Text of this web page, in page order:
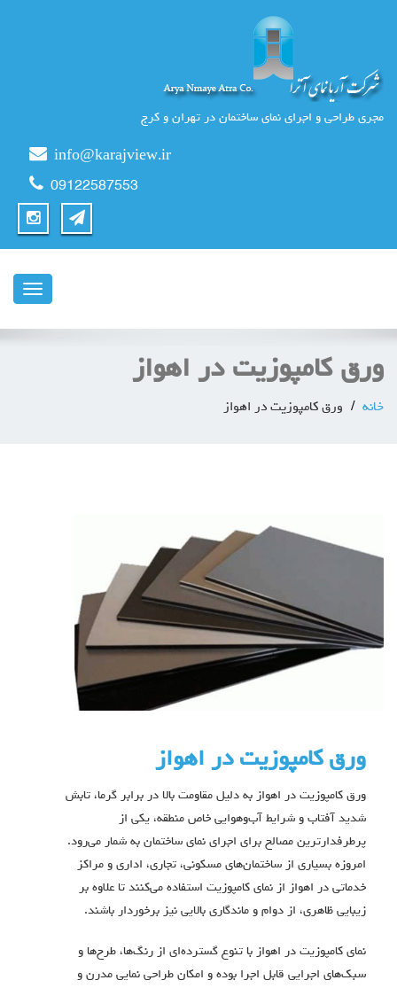
مجری طراحی و اجرای نمای ساختمان در تهران و کرج
info@karajview.ir
09122587553
ناوبری
ورق کامپوزیت در اهواز
خانه ورق کامپوزیت در اهواز
ورق کامپوزیت در اهواز
ورق کامپوزیت در اهواز به دلیل مقاومت بالا در برابر گرما، تابش
شدید آفتاب و شرایط آب‌وهوایی خاص منطقه، یکی از
پرطرفدارترین مصالح برای اجرای نمای ساختمان به شمار می‌رود.
امروزه بسیاری از ساختمان‌های مسکونی، تجاری، اداری و مراکز
خدماتی در اهواز از نمای کامپوزیت استفاده می‌کنند تا علاوه بر
زیبایی ظاهری، از دوام و ماندگاری بالایی نیز برخوردار باشند.
نمای کامپوزیت در اهواز با تنوع گسترده‌ای از رنگ‌ها، طرح‌ها و
سبک‌های اجرایی قابل اجرا بوده و امکان طراحی نمایی مدرن و